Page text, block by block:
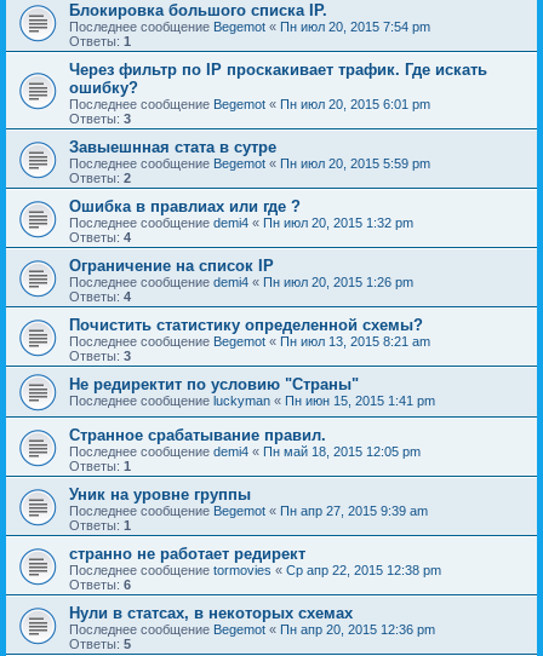
Блокировка большого списка IP.
Последнее сообщение Begemot « Пн июл 20, 2015 7:54 pm
Ответы: 1
Через фильтр по IP проскакивает трафик. Где искать
ошибку?
Последнее сообщение Begemot « Пн июл 20, 2015 6:01 pm
Ответы: 3
Завыешнная стата в сутре
Последнее сообщение Begemot « Пн июл 20, 2015 5:59 pm
Ответы: 2
Ошибка в правлиах или где ?
Последнее сообщение demi4 « Пн июл 20, 2015 1:32 pm
Ответы: 4
Ограничение на список IP
Последнее сообщение demi4 « Пн июл 20, 2015 1:26 pm
Ответы: 4
Почистить статистику определенной схемы?
Последнее сообщение Begemot « Пн июл 13, 2015 8:21 am
Ответы: 3
Не редиректит по условию "Страны"
Последнее сообщение luckyman « Пн июн 15, 2015 1:41 pm
Странное срабатывание правил.
Последнее сообщение demi4 « Пн май 18, 2015 12:05 pm
Ответы: 1
Уник на уровне группы
Последнее сообщение Begemot « Пн апр 27, 2015 9:39 am
Ответы: 1
странно не работает редирект
Последнее сообщение tormovies « Ср апр 22, 2015 12:38 pm
Ответы: 6
Нули в статсах, в некоторых схемах
Последнее сообщение Begemot « Пн апр 20, 2015 12:36 pm
Ответы: 5